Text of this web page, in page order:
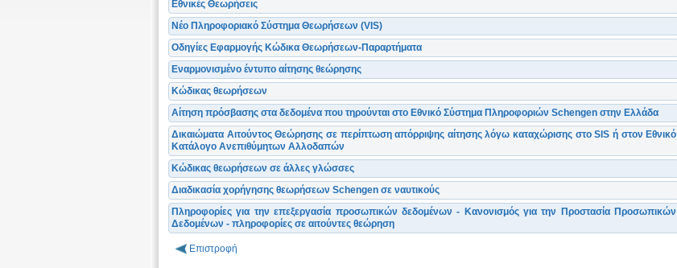
Εθνικές Θεωρήσεις
Νέο Πληροφοριακό Σύστημα Θεωρήσεων (VIS)
Οδηγίες Εφαρμογής Κώδικα Θεωρήσεων-Παραρτήματα
Εναρμονισμένο έντυπο αίτησης θεώρησης
Κώδικας θεωρήσεων
Αίτηση πρόσβασης στα δεδομένα που τηρούνται στο Εθνικό Σύστημα Πληροφοριών Schengen στην Ελλάδα
Δικαιώματα Αιτούντος Θεώρησης σε περίπτωση απόρριψης αίτησης λόγω καταχώρισης στο SIS ή στον Εθνικό
Κατάλογο Ανεπιθύμητων Αλλοδαπών
Κώδικας θεωρήσεων σε άλλες γλώσσες
Διαδικασία χορήγησης θεωρήσεων Schengen σε ναυτικούς
Πληροφορίες για την επεξεργασία προσωπικών δεδομένων - Κανονισμός για την Προστασία Προσωπικών
Δεδομένων - πληροφορίες σε αιτούντες θεώρηση
Επιστροφή